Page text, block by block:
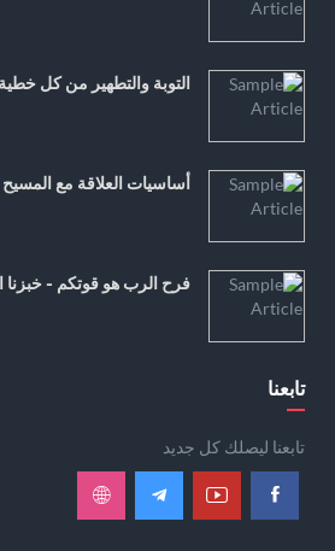
التوبة والتطهير من كل
أساسيات العلاقة مع
فرح الرب هو قوتكم - خبزنا
تابعنا
تابعنا ليصلك كل جديد